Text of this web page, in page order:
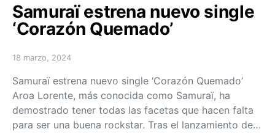
Samuraï estrena nuevo single
‘Corazón Quemado’
Posted on
18 marzo, 2024
Samuraï estrena nuevo single ‘Corazón Quemado’
Aroa Lorente, más conocida como Samuraï, ha
demostrado tener todas las facetas que hacen falta
para ser una buena rockstar. Tras el lanzamiento de…